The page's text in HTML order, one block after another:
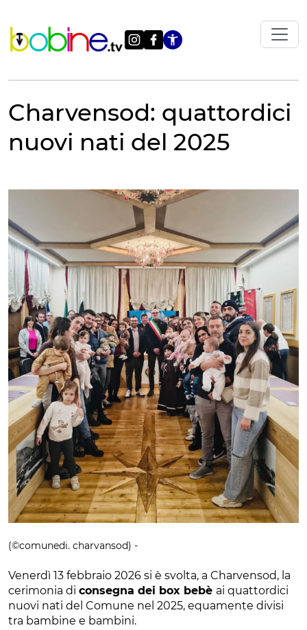
contenuto
Apri le
Charvensod: quattordici
nuovi nati del 2025
(©comunedi. charvansod) -
Venerdì 13 febbraio 2026 si è svolta, a Charvensod, la
cerimonia di consegna dei box bebè ai quattordici
nuovi nati del Comune nel 2025, equamente divisi
tra bambine e bambini.